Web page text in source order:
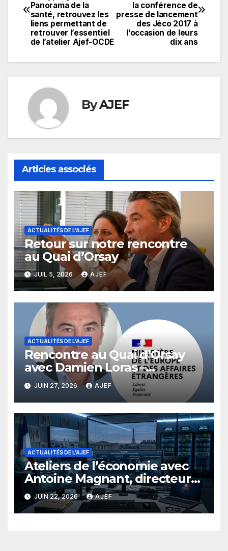
de
l’article
la conférence de
presse de lancement
des Jéco 2017 à
l’occasion de leurs
dix ans
Panorama de la
santé, retrouvez les
liens permettant de
retrouver l’essentiel
de l’atelier Ajef-OCDE
ByAJEF
Articles associés
ACTUALITÉS DE L'AJEF
Retour sur notre rencontre
au Quai d’Orsay
JUIL 5, 2026 AJEF
ACTUALITÉS DE L'AJEF
Rencontre au Quai d’Orsay
avec Damien Loras –
Directeur de la Diplomatie
économique au Ministère des
Affaires Etrangères
JUIN 27, 2026 AJEF
ACTUALITÉS DE L'AJEF
Ateliers de l’économie avec
Antoine Magnant, directeur
de Tracfin
JUIN 22, 2026 AJEF